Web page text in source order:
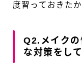
度習っておきたか
Q2.メイクの
な対策をし